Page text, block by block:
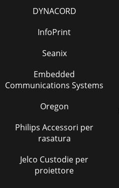
DYNACORD
InfoPrint
Seanix
Embedded
Communications Systems
Oregon
Philips Accessori per
rasatura
Jelco Custodie per
proiettore